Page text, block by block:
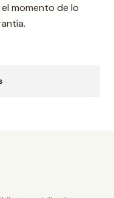
momento de lo